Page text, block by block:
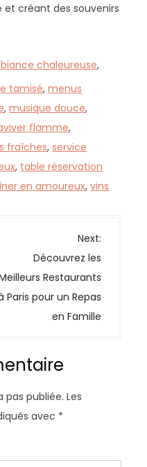
créant des souvenirs
chaleureuse,
tamisé,menus
,musique douce,
flamme,
fraîches,service
, table réservation
en amoureux,vins
Next:
Découvrez les
Restaurants
Paris pour un Repas
en Famille
pas publiée. Les
avec *